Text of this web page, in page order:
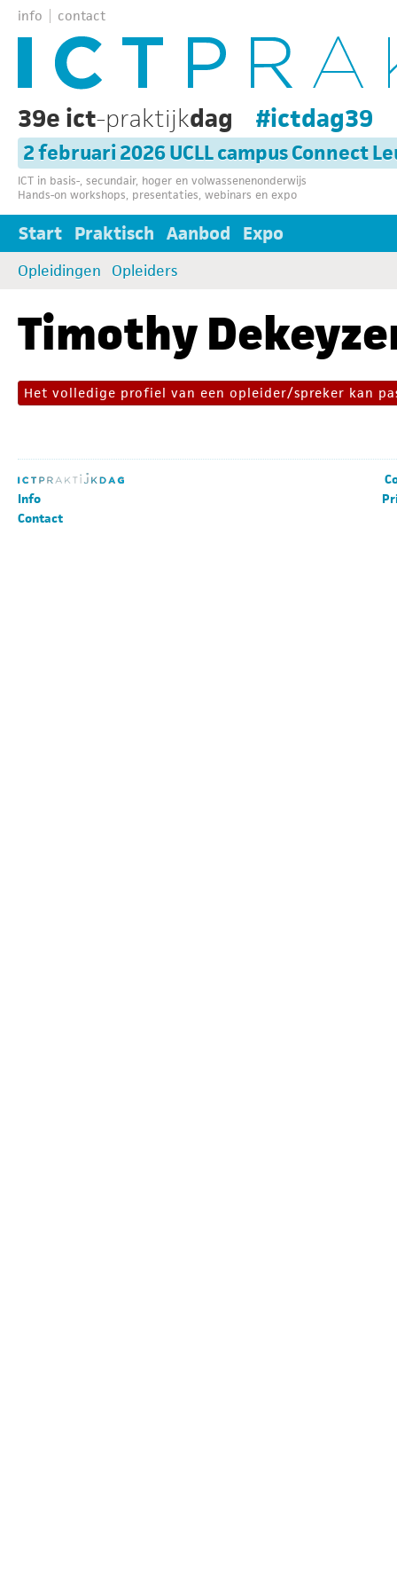
info contact
39e ict-praktijkdag #ictdag39
2 februari 2026 UCLL campus Connect
ICT in basis-, secundair, hoger en volwassenenonderwijs
Hands-on workshops, presentaties, webinars en expo
Start Praktisch Aanbod Expo
Opleidingen Opleiders
Timothy
Het volledige profiel van een opleider/spreker kan
Info
Contact